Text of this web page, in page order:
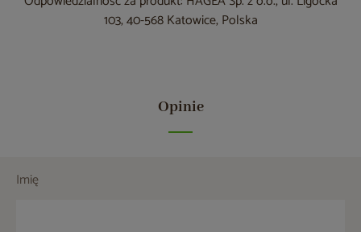
103, 40-568 Katowice, Polska
Opinie
Imię